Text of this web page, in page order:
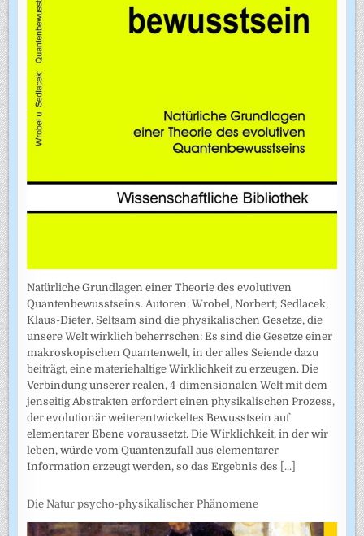
Natürliche Grundlagen einer Theorie des evolutiven
Quantenbewusstseins. Autoren: Wrobel, Norbert; Sedlacek,
Klaus-Dieter. Seltsam sind die physikalischen Gesetze, die
unsere Welt wirklich beherrschen: Es sind die Gesetze einer
makroskopischen Quantenwelt, in der alles Seiende dazu
beiträgt, eine materiehaltige Wirklichkeit zu erzeugen. Die
Verbindung unserer realen, 4-dimensionalen Welt mit dem
jenseitig Abstrakten erfordert einen physikalischen Prozess,
der evolutionär weiterentwickeltes Bewusstsein auf
elementarer Ebene voraussetzt. Die Wirklichkeit, in der wir
leben, würde vom Quantenzufall aus elementarer
Information erzeugt werden, so das Ergebnis des [...]
Die Natur psycho-physikalischer Phänomene